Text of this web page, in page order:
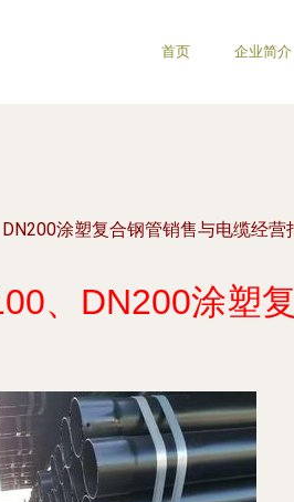
首页 企业简介
涂塑复合钢管销售与电缆经营
、DN200涂塑